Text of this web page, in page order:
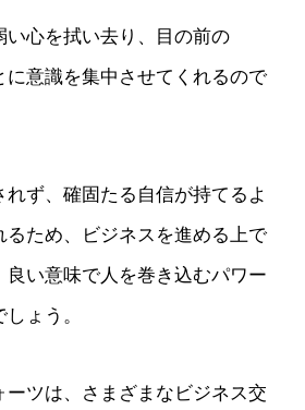
い心を拭い去り、目の前の
に意識を集中させてくれるので
ず、確固たる自信が持てるよ
るため、ビジネスを進める上で
良い意味で人を巻き込むパワー
ょう。
ーツは、さまざまなビジネス交